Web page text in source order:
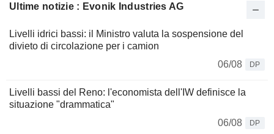
Ultime notizie : Evonik Industries AG
Livelli idrici bassi: il Ministro valuta la sospensione del
divieto di circolazione per i camion
06/08
DP
Livelli bassi del Reno: l'economista dell'IW definisce la
situazione "drammatica"
06/08
DP